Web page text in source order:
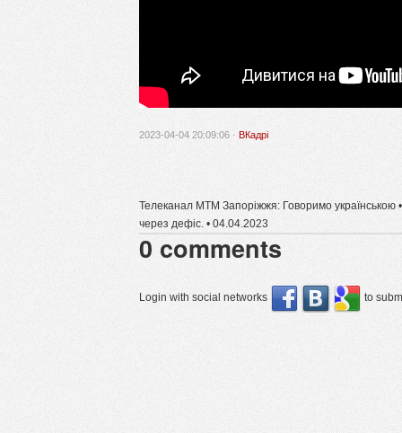
2023-04-04 20:09:06 · ВКадрі
Телеканал МТМ Запоріжжя: Говоримо українською
через дефіс. • 04.04.2023
0 comments
Login with social networks to